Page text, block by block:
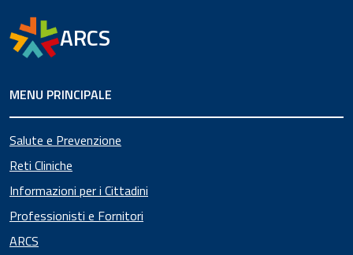
ARCS
MENU PRINCIPALE
Salute e Prevenzione
Reti Cliniche
Informazioni per i Cittadini
Professionisti e Fornitori
ARCS